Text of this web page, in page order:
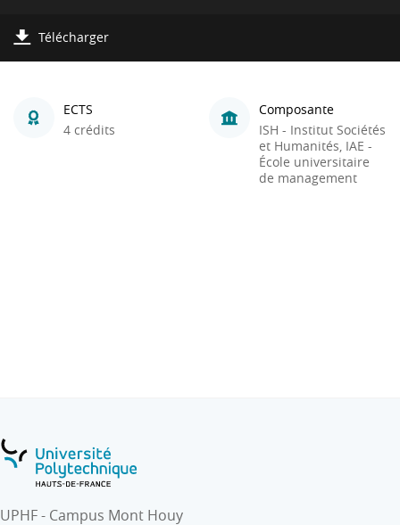
Télécharger
ECTS
4 crédits
Composante
ISH - Institut Sociétés
et Humanités, IAE -
École universitaire
de management
UPHF - Campus Mont Houy